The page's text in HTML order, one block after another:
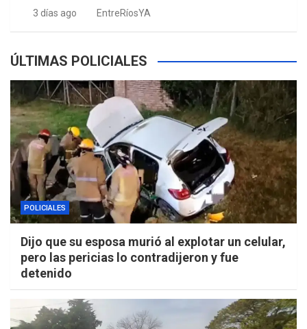
3 días ago EntreRíosYA
ÚLTIMAS POLICIALES
POLICIALES
Dijo que su esposa murió al explotar un celular,
pero las pericias lo contradijeron y fue
detenido